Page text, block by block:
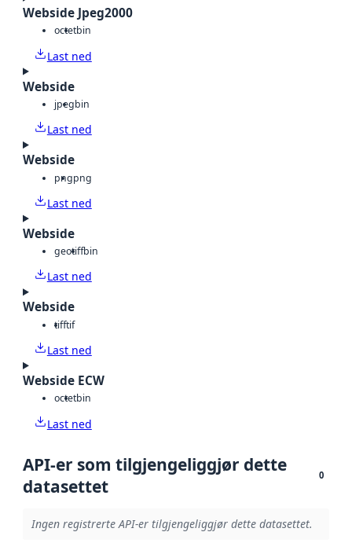
Webside Jpeg2000
octetbin
Last ned
Webside
jpegbin
Last ned
Webside
pngpng
Last ned
Webside
geotiffbin
Last ned
Webside
tifftif
Last ned
Webside ECW
octetbin
Last ned
API-er som tilgjengeliggjør dette
datasettet
0
Ingen registrerte API-er tilgjengeliggjør dette datasettet.